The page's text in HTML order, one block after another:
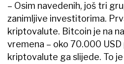
– Osim navedenih, još tri
zanimljive investitorima.
kriptovalute. Bitcoin je na
vremena – oko 70.000 USD
kriptovalute ga slijede. To